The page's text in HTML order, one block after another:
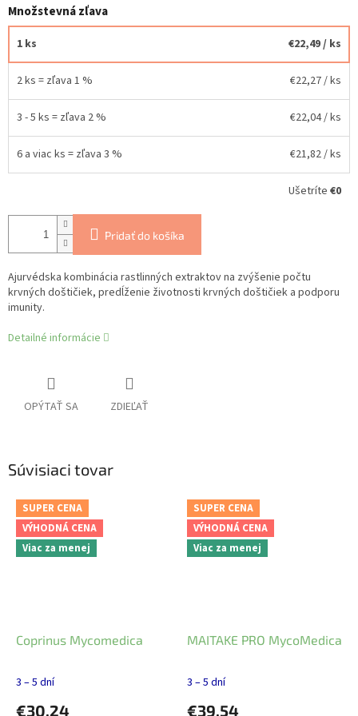
Množstevná zľava
1 ks €22,49/ ks
2 ks = zľava 1 % €22,27/ ks
3 - 5 ks = zľava 2 % €22,04/ ks
6 a viac ks = zľava 3 % €21,82/ ks
Ušetríte €0
Pridať do košíka
Ajurvédska kombinácia rastlinných extraktov na zvýšenie počtu
krvných doštičiek, predĺženie životnosti krvných doštičiek a podporu
imunity.
Detailné informácie
OPÝTAŤ SA ZDIEĽAŤ
Súvisiaci tovar
SUPER CENA
VÝHODNÁ CENA
Viac za menej
Coprinus Mycomedica
3 – 5 dní
€30,24
SUPER CENA
VÝHODNÁ CENA
Viac za menej
MAITAKE PRO MycoMedica
3 – 5 dní
€39,54